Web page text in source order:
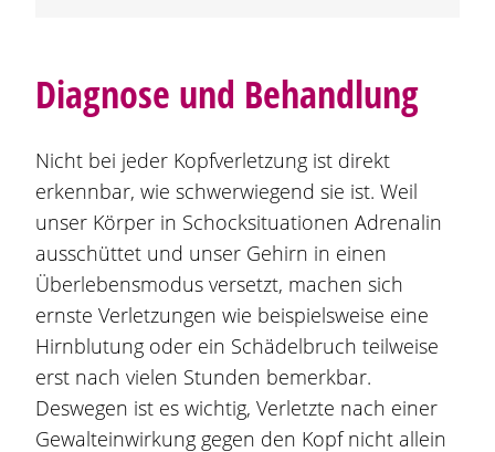
Diagnose und Behandlung
Nicht bei jeder Kopfverletzung ist direkt
erkennbar, wie schwerwiegend sie ist. Weil
unser Körper in Schocksituationen Adrenalin
ausschüttet und unser Gehirn in einen
Überlebensmodus versetzt, machen sich
ernste Verletzungen wie beispielsweise eine
Hirnblutung oder ein Schädelbruch teilweise
erst nach vielen Stunden bemerkbar.
Deswegen ist es wichtig, Verletzte nach einer
Gewalteinwirkung gegen den Kopf nicht allein